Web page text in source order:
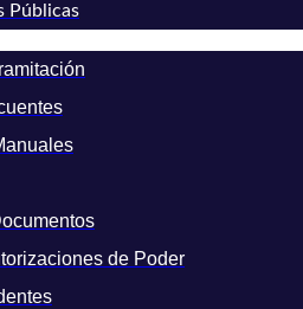
Públicas
de Poder